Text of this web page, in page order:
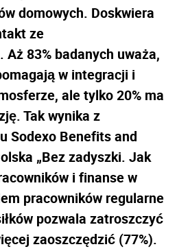
domowych. Doskwiera
ze
Aż 83% badanych uważa,
w integracji i
ale tylko 20% ma
Tak wynika z
Sodexo Benefits and
„Bez zadyszki. Jak
i finanse w
pracowników regularne
pozwala zatroszczyć
zaoszczędzić (77%).